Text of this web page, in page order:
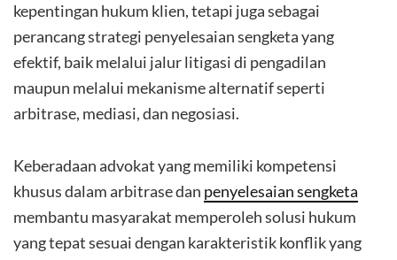
kepentingan hukum klien, tetapi juga sebagai
perancang strategi penyelesaian sengketa yang
efektif, baik melalui jalur litigasi di pengadilan
maupun melalui mekanisme alternatif seperti
arbitrase, mediasi, dan negosiasi.
Keberadaan advokat yang memiliki kompetensi
khusus dalam arbitrase dan penyelesaian sengketa
membantu masyarakat memperoleh solusi hukum
yang tepat sesuai dengan karakteristik konflik yang